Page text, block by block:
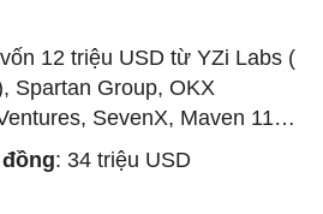
12 triệu USD từ YZi Labs (
Spartan Group, OKX
SevenX, Maven 11…
: 34 triệu USD